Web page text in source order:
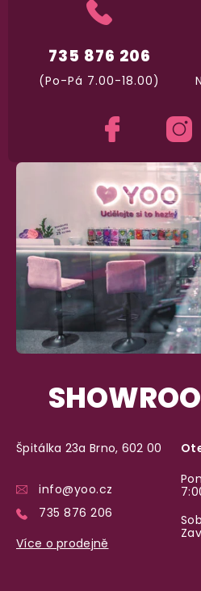
735 876 206
(Po-Pá 7.00-18.00)
Špitálka 23a Brno, 602 00
info@yoo.cz
735 876 206
Více o prodejně